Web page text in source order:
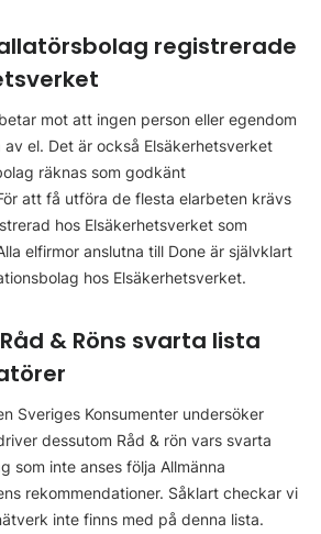
registrerade
mot att ingen person eller egendom
el. Det är också Elsäkerhetsverket
räknas som godkänt
att få utföra de flesta elarbeten krävs
hos Elsäkerhetsverket som
elfirmor anslutna till Done är självklart
hos Elsäkerhetsverket.
& Röns svarta lista
Sveriges Konsumenter undersöker
dessutom Råd & rön vars svarta
som inte anses följa Allmänna
rekommendationer. Såklart checkar vi
inte finns med på denna lista.